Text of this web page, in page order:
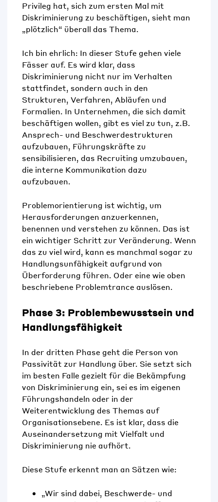
Privileg hat, sich zum ersten Mal mit
Diskriminierung zu beschäftigen, sieht man
„plötzlich“ überall das Thema.
Ich bin ehrlich: In dieser Stufe gehen viele
Fässer auf. Es wird klar, dass
Diskriminierung nicht nur im Verhalten
stattfindet, sondern auch in den
Strukturen, Verfahren, Abläufen und
Formalien. In Unternehmen, die sich damit
beschäftigen wollen, gibt es viel zu tun, z.B.
Ansprech- und Beschwerdestrukturen
aufzubauen, Führungskräfte zu
sensibilisieren, das Recruiting umzubauen,
die interne Kommunikation dazu
aufzubauen.
Problemorientierung ist wichtig, um
Herausforderungen anzuerkennen,
benennen und verstehen zu können. Das ist
ein wichtiger Schritt zur Veränderung. Wenn
das zu viel wird, kann es manchmal sogar zu
Handlungsunfähigkeit aufgrund von
Überforderung führen. Oder eine wie oben
beschriebene Problemtrance auslösen.
Phase 3: Problembewusstsein und
Handlungsfähigkeit
In der dritten Phase geht die Person von
Passivität zur Handlung über. Sie setzt sich
im besten Falle gezielt für die Bekämpfung
von Diskriminierung ein, sei es im eigenen
Führungshandeln oder in der
Weiterentwicklung des Themas auf
Organisationsebene. Es ist klar, dass die
Auseinandersetzung mit Vielfalt und
Diskriminierung nie aufhört.
Diese Stufe erkennt man an Sätzen wie:
„Wir sind dabei, Beschwerde- und